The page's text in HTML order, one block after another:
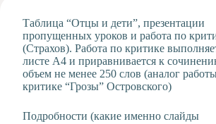
студия
Музыкальное
отделение
Психологическая
Служба
Тьюторская
Таблица “Отцы и дети”, презентации
пропущенных уроков и работа по
(Страхов). Работа по критике
листе А4 и приравнивается к
объем не менее 250 слов (аналог
критике “Грозы” Островского)
Подробности (какие именно слайды